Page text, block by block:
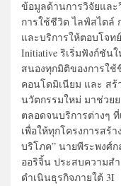
ข้อมูลด้านการวิจัยและ
การใช้ชีวิต ไลฟ์สไตล์
และบริการให้ตอบโจท
Initiative ริเริ่มฟังก์ชัน
สนองทุกมิติของการใ
คอนโดมิเนียม และ สร้
นวัตกรรมใหม่ มาช่วย
ตลอดจนบริการต่างๆ
เพื่อให้ทุกโครงการสร้
บริโภค” นายพีระพงศ์ก
ออริจิ้น ประสบความส
ดำเนินธุรกิจภายใต้ 3I